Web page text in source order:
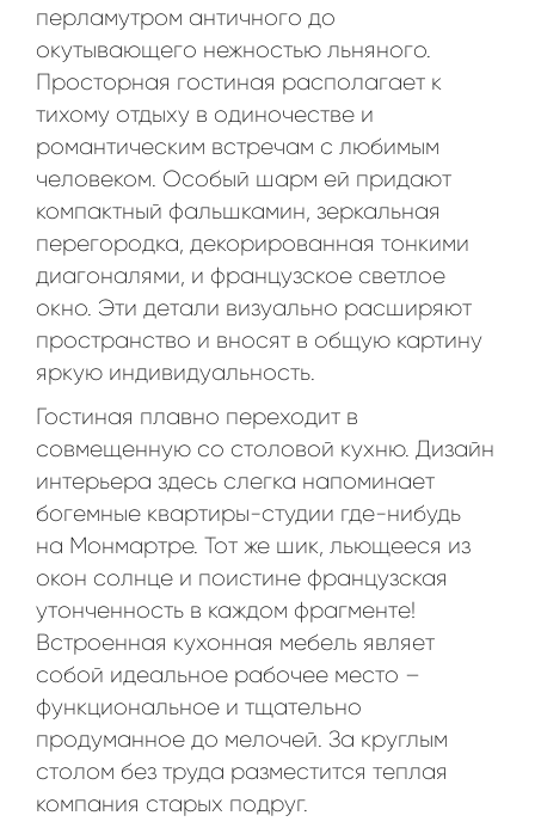
перламутром античного до
окутывающего нежностью льняного.
Просторная гостиная располагает к
тихому отдыху в одиночестве и
романтическим встречам с любимым
человеком. Особый шарм ей придают
компактный фальшкамин, зеркальная
перегородка, декорированная тонкими
диагоналями, и французское светлое
окно. Эти детали визуально расширяют
пространство и вносят в общую картину
яркую индивидуальность.
Гостиная плавно переходит в
совмещенную со столовой кухню. Дизайн
интерьера здесь слегка напоминает
богемные квартиры-студии где-нибудь
на Монмартре. Тот же шик, льющееся из
окон солнце и поистине французская
утонченность в каждом фрагменте!
Встроенная кухонная мебель являет
собой идеальное рабочее место –
функциональное и тщательно
продуманное до мелочей. За круглым
столом без труда разместится теплая
компания старых подруг.